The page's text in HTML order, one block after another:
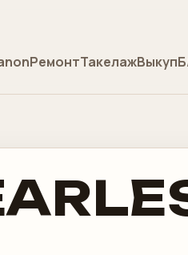
РемонтТакелажВыкуп